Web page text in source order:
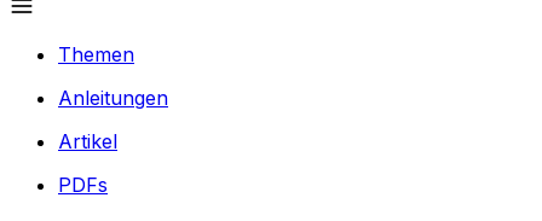
Themen
Anleitungen
Artikel
PDFs